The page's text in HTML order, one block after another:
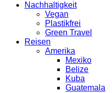
Nachhaltigkeit
Vegan
Plastikfrei
Green Travel
Reisen
Amerika
Mexiko
Belize
Kuba
Guatemala